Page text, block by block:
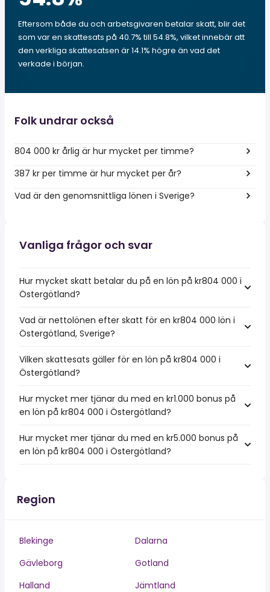
Eftersom både du och arbetsgivaren betalar skatt, blir det
som var en skattesats på 40.7% till 54.8%, vilket innebär att
den verkliga skattesatsen är 14.1% högre än vad det
verkade i början.
Folk undrar också
804 000 kr årlig är hur mycket per timme?
387 kr per timme är hur mycket per år?
Vad är den genomsnittliga lönen i Sverige?
Vanliga frågor och svar
Hur mycket skatt betalar du på en lön på kr804 000 i
Östergötland?
Vad är nettolönen efter skatt för en kr804 000 lön i
Östergötland, Sverige?
Vilken skattesats gäller för en lön på kr804 000 i
Östergötland?
Hur mycket mer tjänar du med en kr1.000 bonus på
en lön på kr804 000 i Östergötland?
Hur mycket mer tjänar du med en kr5.000 bonus på
en lön på kr804 000 i Östergötland?
Region
Blekinge
Dalarna
Gävleborg
Gotland
Halland
Jämtland